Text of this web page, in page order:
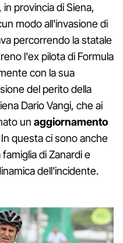
provincia di Siena,
modo all'invasione di
percorrendo la statale
l'ex pilota di Formula
con la sua
del perito della
Dario Vangi, che ai
un aggiornamento
questa ci sono anche
di Zanardi e
dell'incidente.